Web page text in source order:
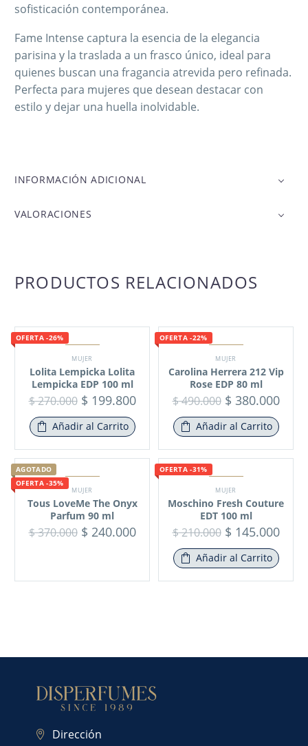
sofisticación contemporánea​.
Fame Intense captura la esencia de la elegancia
parisina y la traslada a un frasco único, ideal para
quienes buscan una fragancia atrevida pero refinada.
Perfecta para mujeres que desean destacar con
estilo y dejar una huella inolvidable​.
INFORMACIÓN ADICIONAL
VALORACIONES
PRODUCTOS RELACIONADOS
OFERTA -26%
MUJER
Lolita Lempicka Lolita
Lempicka EDP 100 ml
$270.000 $ 199.800
Añadir al Carrito
OFERTA -22%
MUJER
Carolina Herrera 212 Vip
Rose EDP 80 ml
$490.000 $ 380.000
Añadir al Carrito
AGOTADO
OFERTA -35%
MUJER
Tous LoveMe The Onyx
Parfum 90 ml
$370.000 $ 240.000
OFERTA -31%
MUJER
Moschino Fresh Couture
EDT 100 ml
$210.000 $ 145.000
Añadir al Carrito
Dirección